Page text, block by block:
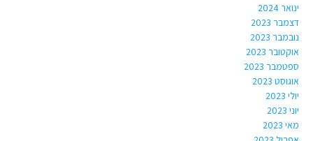
ינואר 2024
דצמבר 2023
נובמבר 2023
אוקטובר 2023
ספטמבר 2023
אוגוסט 2023
יולי 2023
יוני 2023
מאי 2023